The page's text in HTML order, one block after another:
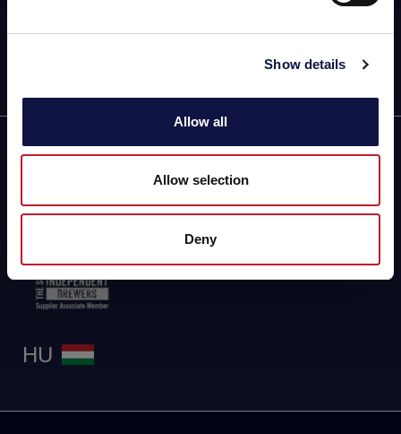
Show details
Allow all
Allow selection
Deny
info@aeb-hungaria.hu
Partner of
HU